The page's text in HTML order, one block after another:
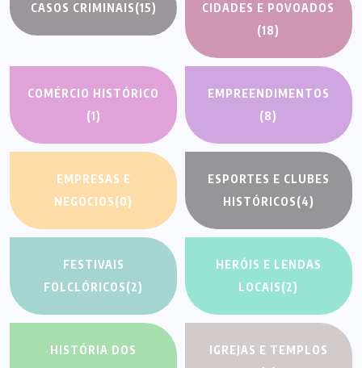
CASOS CRIMINAIS(15)
CIDADES E POVOADOS
(18)
COMÉRCIO HISTÓRICO
(1)
EMPREENDIMENTOS
(8)
EMPRESAS E
NEGÓCIOS(0)
ESPORTES E CLUBES
HISTÓRICOS(4)
FESTIVAIS
FOLCLÓRICOS(2)
HERÓIS E LENDAS
LOCAIS(2)
HISTÓRIA DOS
IGREJAS E TEMPLOS